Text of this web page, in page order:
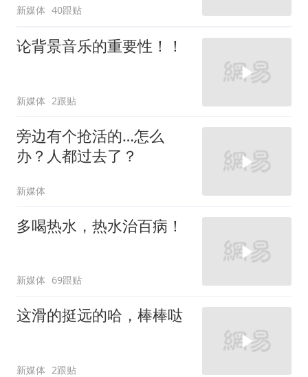
新媒体 40跟贴
论背景音乐的重要性！！
新媒体 2跟贴
旁边有个抢活的…怎么
办？人都过去了？
新媒体
多喝热水，热水治百病！
新媒体 69跟贴
这滑的挺远的哈，棒棒哒
新媒体 2跟贴